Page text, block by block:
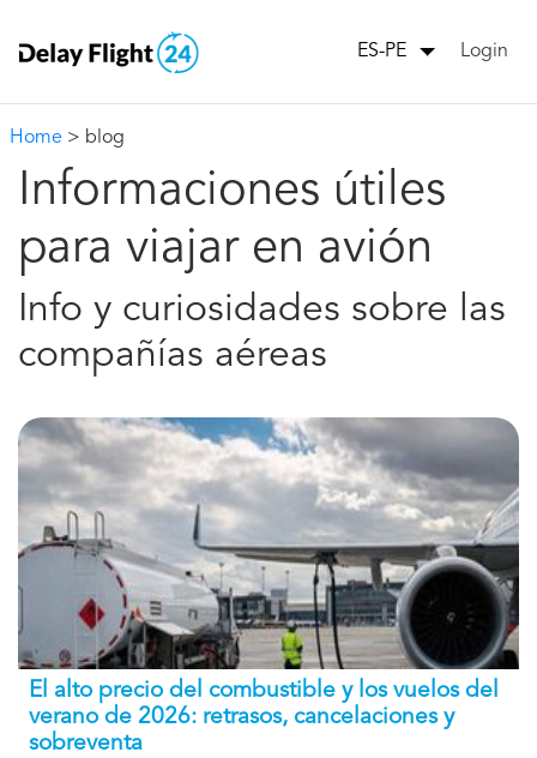
ES-PE Login
Home > blog
Informaciones útiles
para viajar en avión
Info y curiosidades sobre las
compañías aéreas
El alto precio del combustible y los vuelos del
verano de 2026: retrasos, cancelaciones y
sobreventa